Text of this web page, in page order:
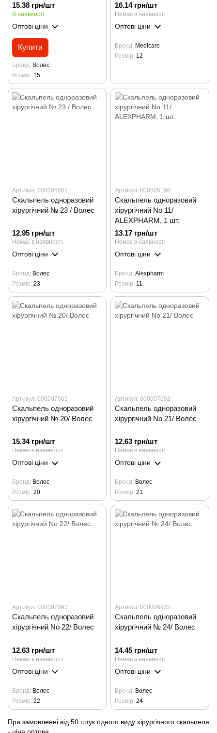
15.38 грн/шт
В наявності
Оптові ціни
Купити
Бренд Волес
Розмір 15
16.14 грн/шт
Немає в наявності
Оптові ціни
Бренд Medicare
Розмір 12
Артикул: 000005082
Скальпель одноразовий
хірургічний № 23 / Волес
12.95 грн/шт
Немає в наявності
Оптові ціни
Бренд Волес
Розмір 23
Артикул: 000005198
Скальпель одноразовий
хірургічний No 11/
ALEXPHARM, 1 шт.
13.17 грн/шт
Немає в наявності
Оптові ціни
Бренд Alexpharm
Розмір 11
Артикул: 000007065
Скальпель одноразовий
хірургічний № 20/ Волес
15.34 грн/шт
Немає в наявності
Оптові ціни
Бренд Волес
Розмір 20
Артикул: 000007092
Скальпель одноразовий
хірургічний No 21/ Волес
12.63 грн/шт
Немає в наявності
Оптові ціни
Бренд Волес
Розмір 21
Артикул: 000007093
Скальпель одноразовий
хірургічний No 22/ Волес
12.63 грн/шт
Немає в наявності
Оптові ціни
Бренд Волес
Розмір 22
Артикул: 000006925
Скальпель одноразовий
хірургічний № 24/ Волес
14.45 грн/шт
Немає в наявності
Оптові ціни
Бренд Волес
Розмір 24
При замовленні від 50 штук одного виду хірургічного скальпеля
- ціна оптова.